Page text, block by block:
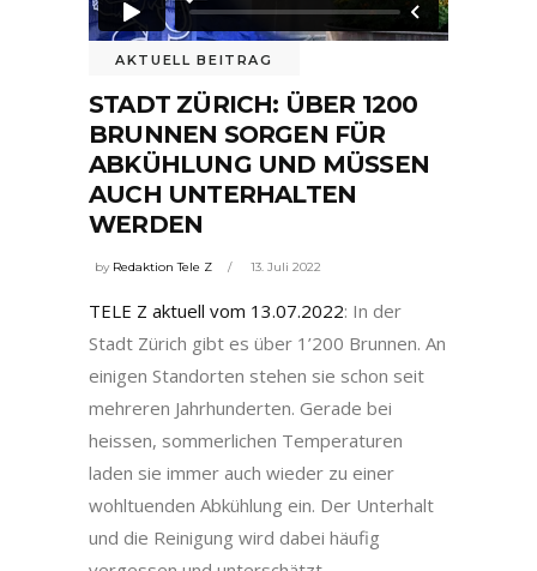
AKTUELL BEITRAG
STADT ZÜRICH: ÜBER 1200
BRUNNEN SORGEN FÜR
ABKÜHLUNG UND MÜSSEN
AUCH UNTERHALTEN
WERDEN
by Redaktion Tele Z 13. Juli 2022
TELE Z aktuell vom 13.07.2022: In der
Stadt Zürich gibt es über 1’200 Brunnen. An
einigen Standorten stehen sie schon seit
mehreren Jahrhunderten. Gerade bei
heissen, sommerlichen Temperaturen
laden sie immer auch wieder zu einer
wohltuenden Abkühlung ein. Der Unterhalt
und die Reinigung wird dabei häufig